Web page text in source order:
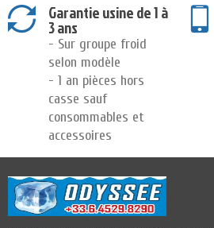
Garantie usine de 1 à
3 ans
- Sur groupe froid
selon modèle
- 1 an pièces hors
casse sauf
consommables et
accessoires